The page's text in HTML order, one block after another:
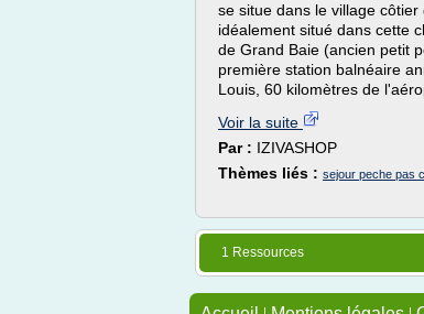
se situe dans le village
idéalement situé dans cette
de Grand Baie (ancien petit
première station balnéaire
Louis, 60 kilomètres de
Voir la suite
Par : IZIVASHOP
Thèmes liés : sejour peche pas
1 Ressources